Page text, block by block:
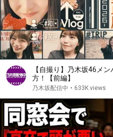
【自撮り】乃木坂46メ
方！【前編】
乃木坂配信中 • 633K views